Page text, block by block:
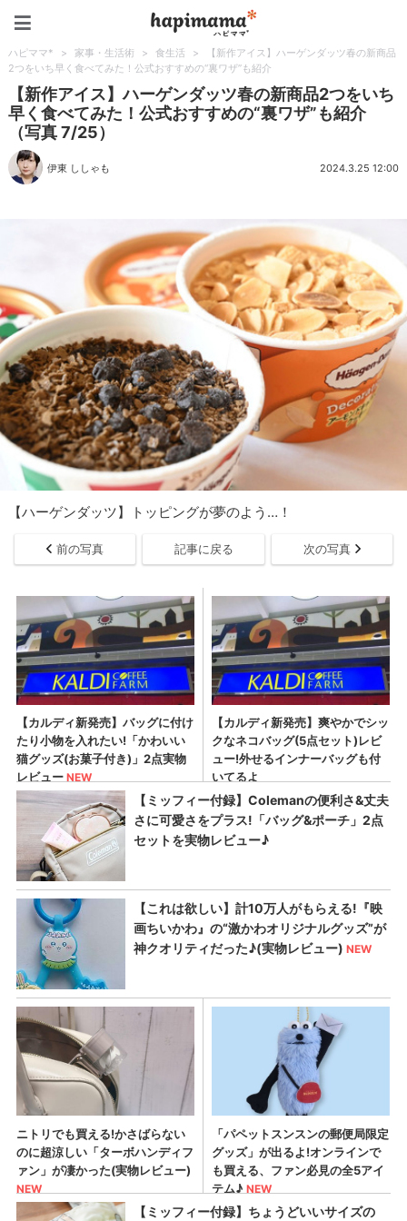
ハピママ* > 家事・生活術 > 食生活 >
【新作アイス】ハーゲンダッツ春の新商品
2つをいち早く食べてみた！公式おすすめの“裏ワザ”も紹介
【新作アイス】ハーゲンダッツ春の新商品2つをいち
早く食べてみた！公式おすすめの“裏ワザ”も紹介
（写真 7/25）
伊東 ししゃも 2024.3.25 12:00
【ハーゲンダッツ】トッピングが夢のよう…！
前の写真 記事に戻る 次の写真